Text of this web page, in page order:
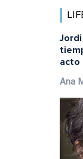
acto
Ana